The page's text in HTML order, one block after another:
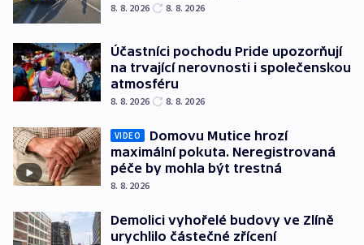
8. 8. 2026 8. 8. 2026
Účastníci pochodu Pride upozorňují
na trvající nerovnosti i společenskou
atmosféru
8. 8. 2026 8. 8. 2026
VIDEO
Domovu Mutice hrozí
maximální pokuta. Neregistrovaná
péče by mohla být trestná
8. 8. 2026
Demolici vyhořelé budovy ve Zlíně
urychlilo částečné zřícení